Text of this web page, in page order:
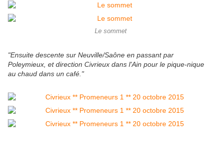
Le sommet
"Ensuite descente sur Neuville/Saône en passant par
Poleymieux, et direction Civrieux dans l'Ain pour le pique-nique
au chaud dans un café."